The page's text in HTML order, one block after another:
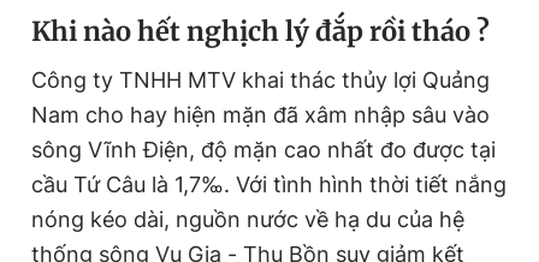
Khi nào hết nghịch lý đắp rồi tháo ?
Công ty TNHH MTV khai thác thủy lợi Quảng
Nam cho hay hiện mặn đã xâm nhập sâu vào
sông Vĩnh Điện, độ mặn cao nhất đo được tại
cầu Tứ Câu là 1,7‰. Với tình hình thời tiết nắng
nóng kéo dài, nguồn nước về hạ du của hệ
thống sông Vu Gia - Thu Bồn suy giảm kết